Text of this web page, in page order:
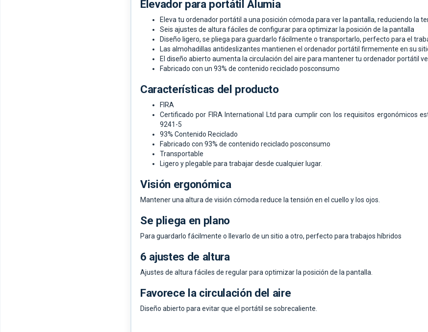
Elevador para portátil Alumia
Eleva tu ordenador portátil a una posición cómoda para ver la pantalla, reduciendo la
Seis ajustes de altura fáciles de configurar para optimizar la posición de la pantalla
Diseño ligero, se pliega para guardarlo fácilmente o transportarlo, perfecto para el
Las almohadillas antideslizantes mantienen el ordenador portátil firmemente en su
El diseño abierto aumenta la circulación del aire para mantener tu ordenador portátil
Fabricado con un 93% de contenido reciclado posconsumo
Características del producto
FIRA
Certificado por FIRA International Ltd para cumplir con los requisitos ergonómicos
9241-5
93% Contenido Reciclado
Fabricado con 93% de contenido reciclado posconsumo
Transportable
Ligero y plegable para trabajar desde cualquier lugar.
Visión ergonómica
Mantener una altura de visión cómoda reduce la tensión en el cuello y los ojos.
Se pliega en plano
Para guardarlo fácilmente o llevarlo de un sitio a otro, perfecto para trabajos híbridos
6 ajustes de altura
Ajustes de altura fáciles de regular para optimizar la posición de la pantalla.
Favorece la circulación del aire
Diseño abierto para evitar que el portátil se sobrecaliente.